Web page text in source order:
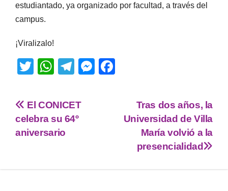
estudiantado, ya organizado por facultad, a través del
campus.
¡Viralizalo!
T
tt
er
W
at
s
A
T
e
gr
M
Tras dos años, la
Universidad de Villa
María volvió a la
presencialidad
El CONICET
celebra su 64º
aniversario